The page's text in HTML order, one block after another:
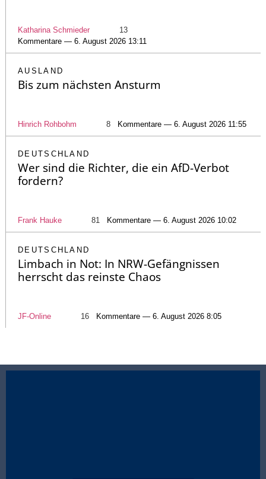
Katharina Schmieder
13
Kommentare — 6. August 2026 13:11
AUSLAND
Bis zum nächsten Ansturm
Hinrich Rohbohm 8 Kommentare — 6. August 2026 11:55
DEUTSCHLAND
Wer sind die Richter, die ein AfD-Verbot
fordern?
Frank Hauke 81 Kommentare — 6. August 2026 10:02
DEUTSCHLAND
Limbach in Not: In NRW-Gefängnissen
herrscht das reinste Chaos
JF-Online 16 Kommentare — 6. August 2026 8:05